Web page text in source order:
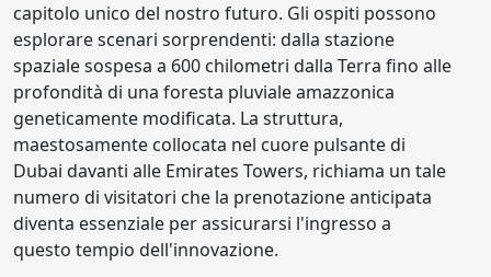
capitolo unico del nostro futuro. Gli ospiti possono
esplorare scenari sorprendenti: dalla stazione
spaziale sospesa a 600 chilometri dalla Terra fino alle
profondità di una foresta pluviale amazzonica
geneticamente modificata. La struttura,
maestosamente collocata nel cuore pulsante di
Dubai davanti alle Emirates Towers, richiama un tale
numero di visitatori che la prenotazione anticipata
diventa essenziale per assicurarsi l'ingresso a
questo tempio dell'innovazione.